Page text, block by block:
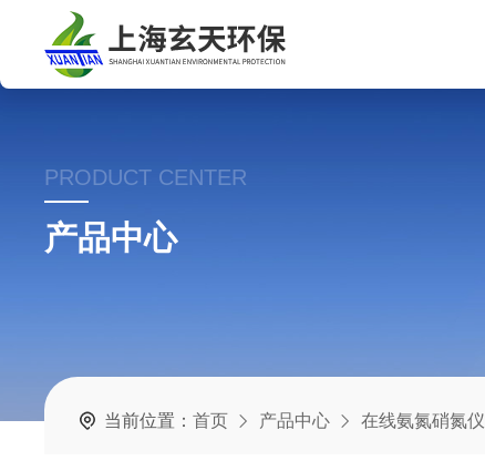
PRODUCT CENTER
产品中心
当前位置：首页 产品中心 在线氨氮硝氮仪